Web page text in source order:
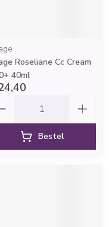
Roseliane Cc Cream
40ml
Bestel